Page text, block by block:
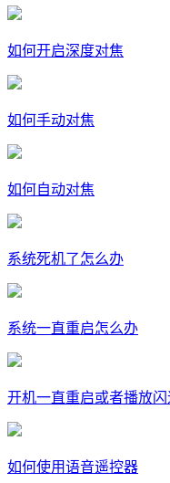
如何开启深度对焦
如何手动对焦
如何自动对焦
系统死机了怎么办
系统一直重启怎么办
开机一直重启或者播放闪
如何使用语音遥控器